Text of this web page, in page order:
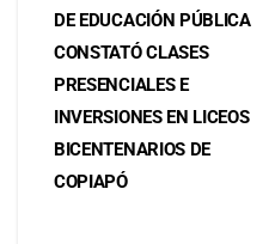
DE EDUCACIÓN PÚBLICA
CONSTATÓ CLASES
PRESENCIALES E
INVERSIONES EN LICEOS
BICENTENARIOS DE
COPIAPÓ